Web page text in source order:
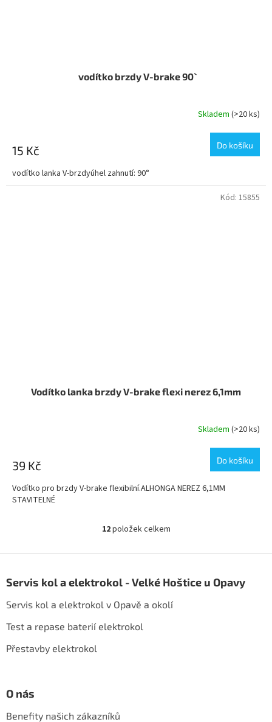
vodítko brzdy V-brake 90`
Skladem (>20 ks)
15 Kč Do košíku
vodítko lanka V-brzdyúhel zahnutí: 90°
Vodítko lanka brzdy V-brake flexi nerez 6,1mm
Skladem (>20 ks)
39 Kč Do košíku
Vodítko pro brzdy V-brake flexibilní.ALHONGA NEREZ 6,1MM
STAVITELNÉ
Kód: 15855
O
l
d
a
c
p
12položek celkem
pServis kol a elektrokol - Velké Hoštice u Opavy
Servis kol a elektrokol v Opavě a okolí
Test a repase baterií elektrokol
Přestavby elektrokol
O nás
Benefity našich zákazníků